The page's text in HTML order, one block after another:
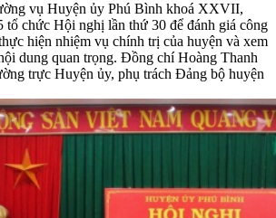
vụ Huyện ủy Phú Bình khoá XXVII,
tổ chức Hội nghị lần thứ 30 để đánh giá công
hiện nhiệm vụ chính trị của huyện và xem
dung quan trọng. Đồng chí Hoàng Thanh
trực Huyện ủy, phụ trách Đảng bộ huyện